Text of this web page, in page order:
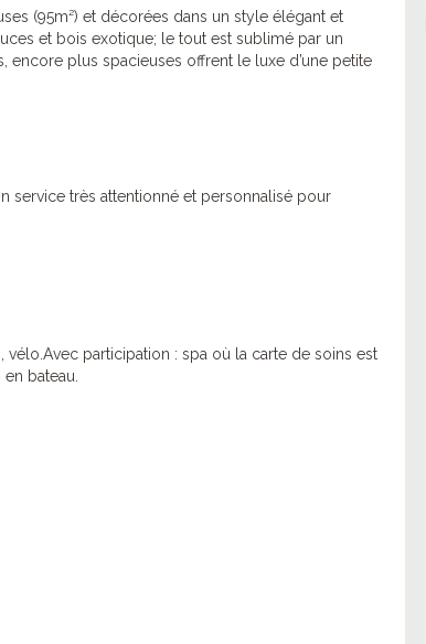
(95m²) et décorées dans un style élégant et
et bois exotique; le tout est sublimé par un
encore plus spacieuses offrent le luxe d’une petite
service très attentionné et personnalisé pour
participation : spa où la carte de soins est
bateau.